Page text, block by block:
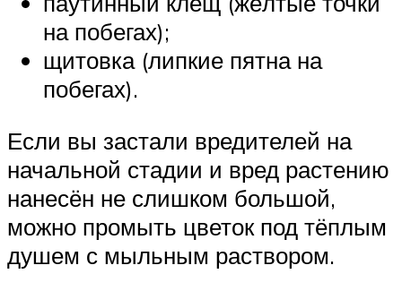
на побегах);
щитовка (липкие пятна на
побегах).
Если вы застали вредителей на
начальной стадии и вред растению
нанесён не слишком большой,
можно промыть цветок под тёплым
душем с мыльным раствором.